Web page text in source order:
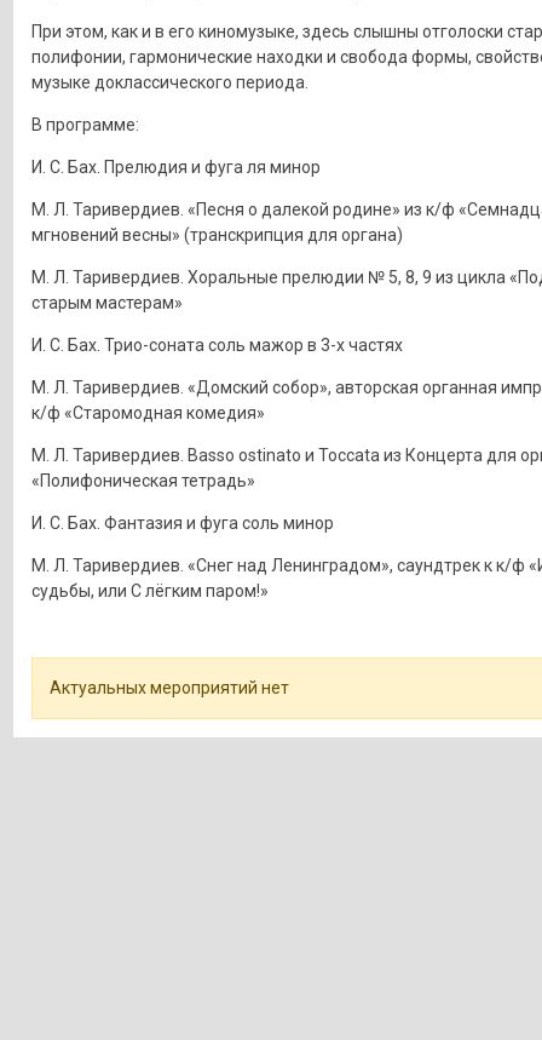
При этом, как и в его киномузыке, здесь слышны отголоски
полифонии, гармонические находки и свобода формы,
музыке доклассического периода.
В программе:
И. С. Бах. Прелюдия и фуга ля минор
М. Л. Таривердиев. «Песня о далекой родине» из к/ф
мгновений весны» (транскрипция для органа)
М. Л. Таривердиев. Хоральные прелюдии № 5, 8, 9 из цикла
старым мастерам»
И. С. Бах. Трио-соната соль мажор в 3-х частях
М. Л. Таривердиев. «Домский собор», авторская органная
к/ф «Старомодная комедия»
М. Л. Таривердиев. Basso ostinato и Toccata из Концерта для
«Полифоническая тетрадь»
И. С. Бах. Фантазия и фуга соль минор
М. Л. Таривердиев. «Снег над Ленинградом», саундтрек к к/ф
судьбы, или С лёгким паром!»
Актуальных мероприятий нет